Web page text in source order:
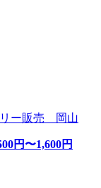
リー販売 岡山
円〜1,600円